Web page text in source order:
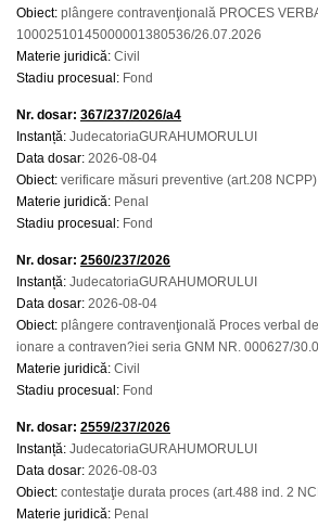
Obiect: plângere contravenţională PROCES
10002510145000001380536/26.07.2026
Materie juridică: Civil
Stadiu procesual: Fond
Nr. dosar: 367/237/2026/a4
Instanță: JudecatoriaGURAHUMORULUI
Data dosar: 2026-08-04
Obiect: verificare măsuri preventive (art.208 NCPP)
Materie juridică: Penal
Stadiu procesual: Fond
Nr. dosar: 2560/237/2026
Instanță: JudecatoriaGURAHUMORULUI
Data dosar: 2026-08-04
Obiect: plângere contravenţională Proces verbal
ionare a contraven?iei seria GNM NR. 000627/
Materie juridică: Civil
Stadiu procesual: Fond
Nr. dosar: 2559/237/2026
Instanță: JudecatoriaGURAHUMORULUI
Data dosar: 2026-08-03
Obiect: contestaţie durata proces (art.488 ind. 2
Materie juridică: Penal